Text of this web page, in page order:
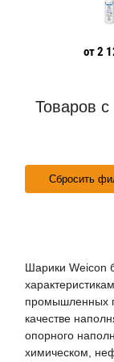
от 2
Товаров
Сбросить
Шарики Weicon
промышленных
качестве
опорного
химическом,